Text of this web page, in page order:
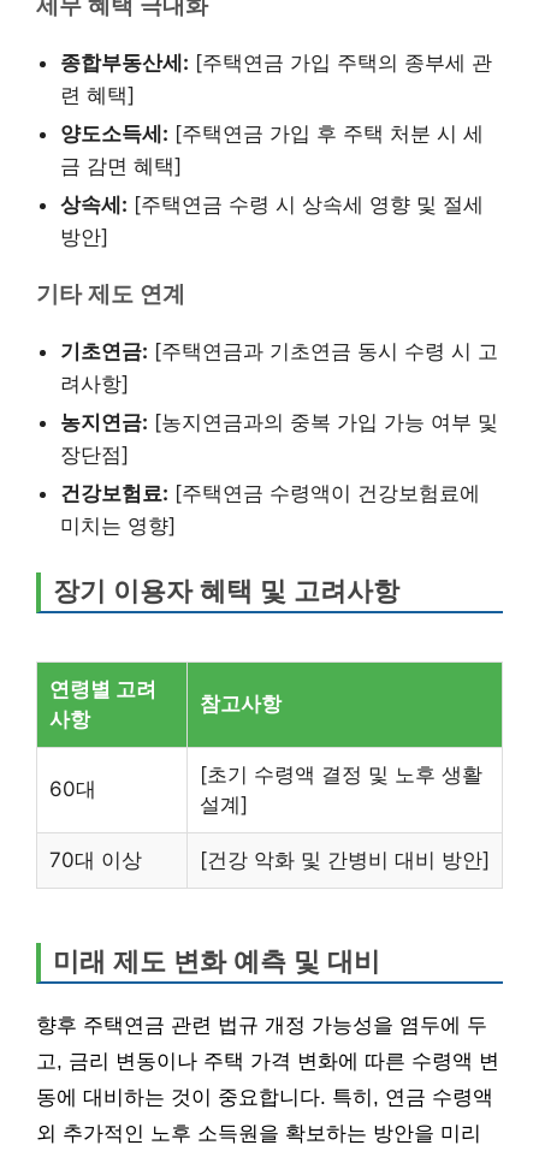
세무 혜택 극대화
종합부동산세: [주택연금 가입 주택의 종부세 관
련 혜택]
양도소득세: [주택연금 가입 후 주택 처분 시 세
금 감면 혜택]
상속세: [주택연금 수령 시 상속세 영향 및 절세
방안]
기타 제도 연계
기초연금: [주택연금과 기초연금 동시 수령 시 고
려사항]
농지연금: [농지연금과의 중복 가입 가능 여부 및
장단점]
건강보험료: [주택연금 수령액이 건강보험료에
미치는 영향]
장기 이용자 혜택 및 고려사항
연령별 고려
사항
참고사항
60대
[초기 수령액 결정 및 노후 생활
설계]
70대 이상 [건강 악화 및 간병비 대비 방안]
미래 제도 변화 예측 및 대비
향후 주택연금 관련 법규 개정 가능성을 염두에 두
고, 금리 변동이나 주택 가격 변화에 따른 수령액 변
동에 대비하는 것이 중요합니다. 특히, 연금 수령액
외 추가적인 노후 소득원을 확보하는 방안을 미리